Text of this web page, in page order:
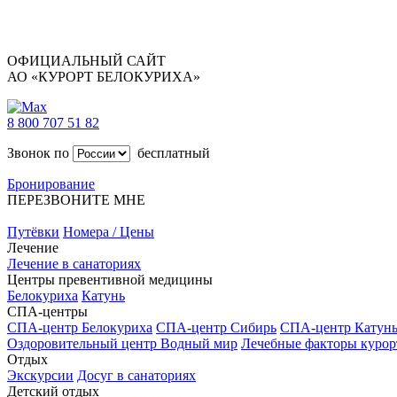
ОФИЦИАЛЬНЫЙ САЙТ
АО «КУРОРТ БЕЛОКУРИХА»
8 800 707 51 82
Звонок по
бесплатный
Бронирование
ПЕРЕЗВОНИТЕ МНЕ
Путёвки Номера / Цены
Лечение
Лечение в санаториях
Центры превентивной медицины
Белокуриха Катунь
СПА-центры
СПА-центр Белокуриха СПА-центр Сибирь СПА-центр Катунь
Оздоровительный центр Водный мир Лечебные факторы
Отдых
Экскурсии Досуг в санаториях
Детский отдых